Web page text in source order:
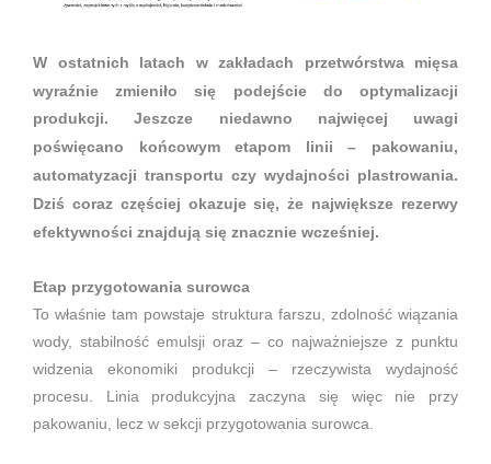
W ostatnich latach w zakładach przetwórstwa mięsa
wyraźnie zmieniło się podejście do optymalizacji
produkcji. Jeszcze niedawno najwięcej uwagi
poświęcano końcowym etapom linii – pakowaniu,
automatyzacji transportu czy wydajności plastrowania.
Dziś coraz częściej okazuje się, że największe rezerwy
efektywności znajdują się znacznie wcześniej.
Etap przygotowania surowca
To właśnie tam powstaje struktura farszu, zdolność wiązania
wody, stabilność emulsji oraz – co najważniejsze z punktu
widzenia ekonomiki produkcji – rzeczywista wydajność
procesu. Linia produkcyjna zaczyna się więc nie przy
pakowaniu, lecz w sekcji przygotowania surowca.